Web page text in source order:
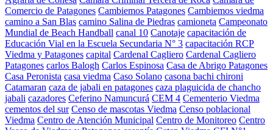
Comercio de Patagones Cambiemos Patagones Cambiemos viedma
camino a San Blas camino Salina de Piedras camioneta Campeonato
Mundial de Beach Handball canal 10 Canotaje capacitación de
Educación Vial en la Escuela Secundaria N° 3 capacitación RCP
Viedma y Patagones capital Cardenal Cagliero Cardenal Cagliero
Patagones carlos Balogh Carlos Espinosa Casa de Abrigo Patagones
Casa Peronista casa viedma Caso Solano casona bachi chironi
Catamaran caza de jabali en patagones caza plaguicida de chancho
jabali cazadores Ceferino Namuncurá CEM 4 Cementerio Viedma
cementos del sur Censo de mascotas Viedma Censo poblacional
Viedma Centro de Atención Municipal Centro de Monitoreo Centro